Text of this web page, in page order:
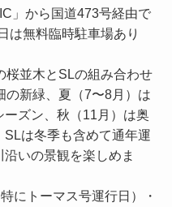
」から国道473号経由で
は無料臨時駐車場あり
桜並木とSLの組み合わせ
の新緑、夏（7〜8月）は
ズン、秋（11月）は奥
は冬季も含めて通年運
いの景観を楽しめま
にトーマス号運行日）・